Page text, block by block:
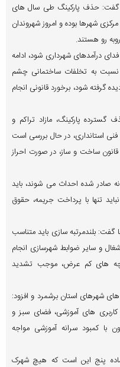
گفت: حذف پارکینگ طی سال های
شهرها بوده و امروز شهروندان
رو هستند.
درآمدهای شهرداری شود، ادامه
نسبت به تخلفات ساختمانی چشم
گرفته شود، برخورد قانونی انجام
پارکینگ، مازاد تراکم و
استانداری، در حال بررسی است
ساخت و ساز، در صورت احراز
صادر شده احداث می شوند، باید
تنها با پرداخت جریمه، حقوق
بلندمرتبه سازی باید متناسب
و سایر ضوابط شهرسازی انجام
های کم عرض، موجب تشدید
شهرهای استان برشمرد و افزود:
های آموزشی، فضای سبز و
با کمبود سرانه آموزشی مواجه
پنج این است که هیچ شهرک